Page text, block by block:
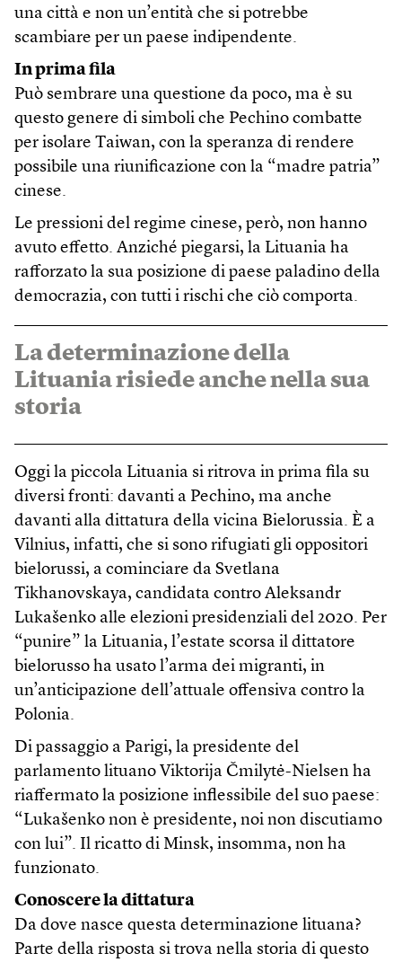
una città e non un’entità che si potrebbe
scambiare per un paese indipendente.
In prima fila
Può sembrare una questione da poco, ma è su
questo genere di simboli che Pechino combatte
per isolare Taiwan, con la speranza di rendere
possibile una riunificazione con la “madre patria”
cinese.
Le pressioni del regime cinese, però, non hanno
avuto effetto. Anziché piegarsi, la Lituania ha
rafforzato la sua posizione di paese paladino della
democrazia, con tutti i rischi che ciò comporta.
La determinazione della
Lituania risiede anche nella sua
storia
Oggi la piccola Lituania si ritrova in prima fila su
diversi fronti: davanti a Pechino, ma anche
davanti alla dittatura della vicina Bielorussia. È a
Vilnius, infatti, che si sono rifugiati gli oppositori
bielorussi, a cominciare da Svetlana
Tikhanovskaya, candidata contro Aleksandr
Lukašenko alle elezioni presidenziali del 2020. Per
“punire” la Lituania, l’estate scorsa il dittatore
bielorusso ha usato l’arma dei migranti, in
un’anticipazione dell’attuale offensiva contro la
Polonia.
Di passaggio a Parigi, la presidente del
parlamento lituano Viktorija Čmilytė-Nielsen ha
riaffermato la posizione inflessibile del suo paese:
“Lukašenko non è presidente, noi non discutiamo
con lui”. Il ricatto di Minsk, insomma, non ha
funzionato.
Conoscere la dittatura
Da dove nasce questa determinazione lituana?
Parte della risposta si trova nella storia di questo